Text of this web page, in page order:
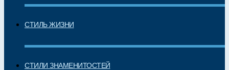
СТИЛЬ ЖИЗНИ
СТИЛИ ЗНАМЕНИТОСТЕЙ